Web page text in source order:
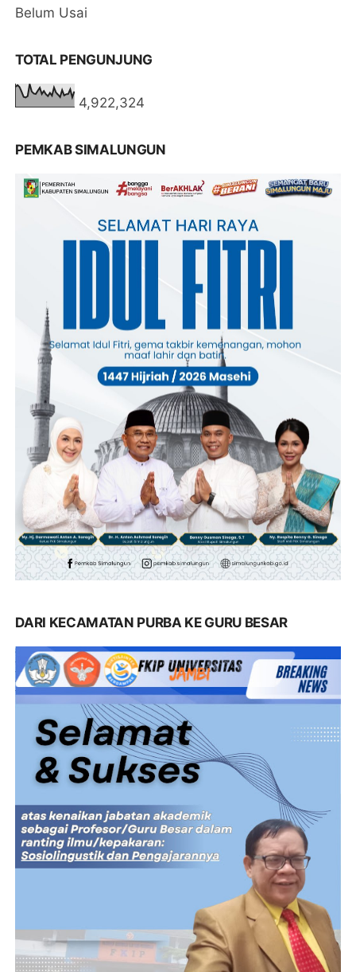
Belum Usai
TOTAL PENGUNJUNG
4,922,324
PEMKAB SIMALUNGUN
DARI KECAMATAN PURBA KE GURU BESAR